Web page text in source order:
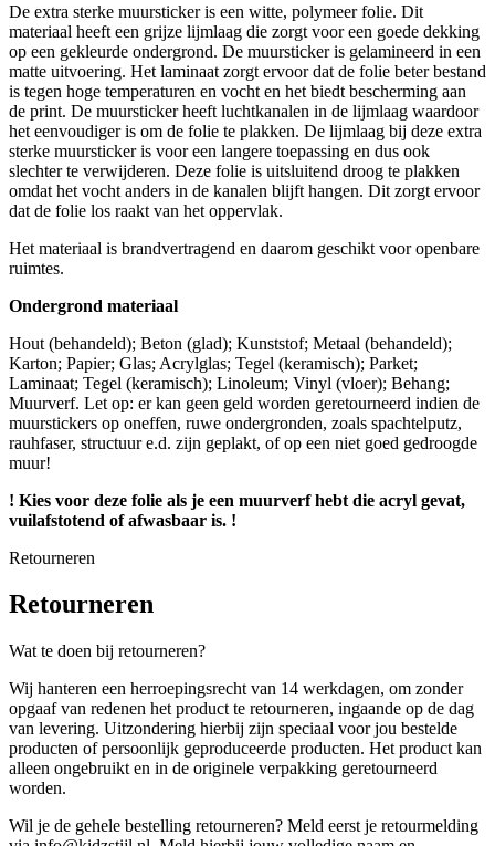
De extra sterke muursticker is een witte, polymeer folie. Dit
materiaal heeft een grijze lijmlaag die zorgt voor een goede dekking
op een gekleurde ondergrond. De muursticker is gelamineerd in een
matte uitvoering. Het laminaat zorgt ervoor dat de folie beter bestand
is tegen hoge temperaturen en vocht en het biedt bescherming aan
de print. De muursticker heeft luchtkanalen in de lijmlaag waardoor
het eenvoudiger is om de folie te plakken. De lijmlaag bij deze extra
sterke muursticker is voor een langere toepassing en dus ook
slechter te verwijderen. Deze folie is uitsluitend droog te plakken
omdat het vocht anders in de kanalen blijft hangen. Dit zorgt ervoor
dat de folie los raakt van het oppervlak.
Het materiaal is brandvertragend en daarom geschikt voor openbare
ruimtes.
Ondergrond materiaal
Hout (behandeld); Beton (glad); Kunststof; Metaal (behandeld);
Karton; Papier; Glas; Acrylglas; Tegel (keramisch); Parket;
Laminaat; Tegel (keramisch); Linoleum; Vinyl (vloer); Behang;
Muurverf. Let op: er kan geen geld worden geretourneerd indien de
muurstickers op oneffen, ruwe ondergronden, zoals spachtelputz,
rauhfaser, structuur e.d. zijn geplakt, of op een niet goed gedroogde
muur!
! Kies voor deze folie als je een muurverf hebt die acryl gevat,
vuilafstotend of afwasbaar is. !
Retourneren
Retourneren
Wat te doen bij retourneren?
Wij hanteren een herroepingsrecht van 14 werkdagen, om zonder
opgaaf van redenen het product te retourneren, ingaande op de dag
van levering. Uitzondering hierbij zijn speciaal voor jou bestelde
producten of persoonlijk geproduceerde producten. Het product kan
alleen ongebruikt en in de originele verpakking geretourneerd
worden.
Wil je de gehele bestelling retourneren? Meld eerst je retourmelding